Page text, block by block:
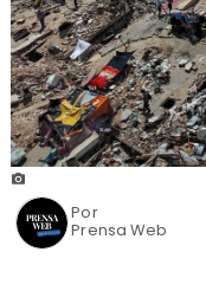
Prensa Web
Por